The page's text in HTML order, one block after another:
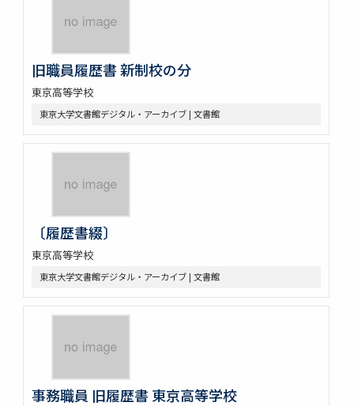
旧職員履歴書 新制校の分
東京高等学校
東京大学文書館デジタル・アーカイブ | 文書館
〔履歴書綴〕
東京高等学校
東京大学文書館デジタル・アーカイブ | 文書館
事務職員 旧履歴書 東京高等学校